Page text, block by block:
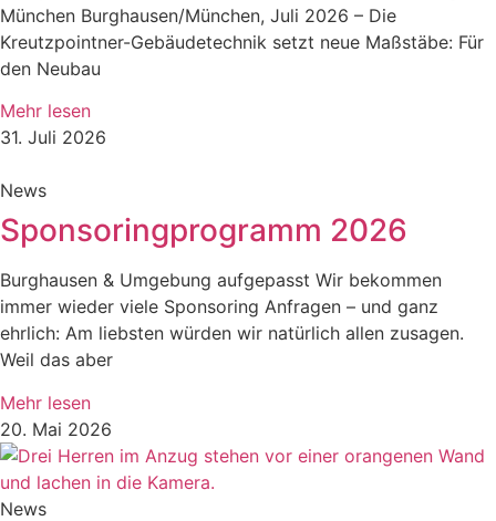
München Burghausen/München, Juli 2026 – Die
Kreutzpointner-Gebäudetechnik setzt neue Maßstäbe: Für
den Neubau
Mehr lesen
31. Juli 2026
News
Sponsoringprogramm 2026
Burghausen & Umgebung aufgepasst Wir bekommen
immer wieder viele Sponsoring Anfragen – und ganz
ehrlich: Am liebsten würden wir natürlich allen zusagen.
Weil das aber
Mehr lesen
20. Mai 2026
News